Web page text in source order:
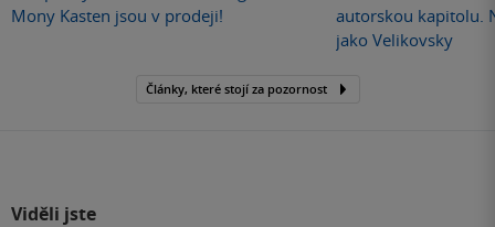
Mony Kasten jsou v prodeji!
autorskou kapitolu.
jako Velikovsky
Články, které stojí za pozornost
Viděli jste